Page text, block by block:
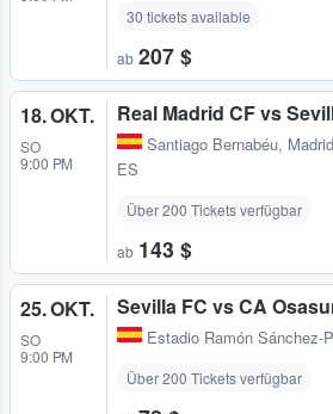
30 tickets available
ab 207 $
18. OKT.
SO
9:00 PM
Real Madrid CF vs
Santiago Bernabéu,
ES
Über 200 Tickets verfügbar
ab 143 $
25. OKT.
SO
9:00 PM
Sevilla FC vs CA
Estadio Ramón Sánchez-
Über 200 Tickets verfügbar